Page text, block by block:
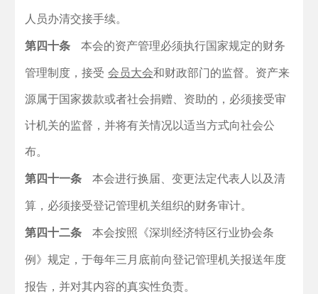
人员办清交接手续。
第四十条 本会的资产管理必须执行国家规定的财务
管理制度，接受 会员大会和财政部门的监督。资产来
源属于国家拨款或者社会捐赠、资助的，必须接受审
计机关的监督，并将有关情况以适当方式向社会公
布。
第四十一条 本会进行换届、变更法定代表人以及清
算，必须接受登记管理机关组织的财务审计。
第四十二条 本会按照《深圳经济特区行业协会条
例》规定，于每年三月底前向登记管理机关报送年度
报告，并对其内容的真实性负责。